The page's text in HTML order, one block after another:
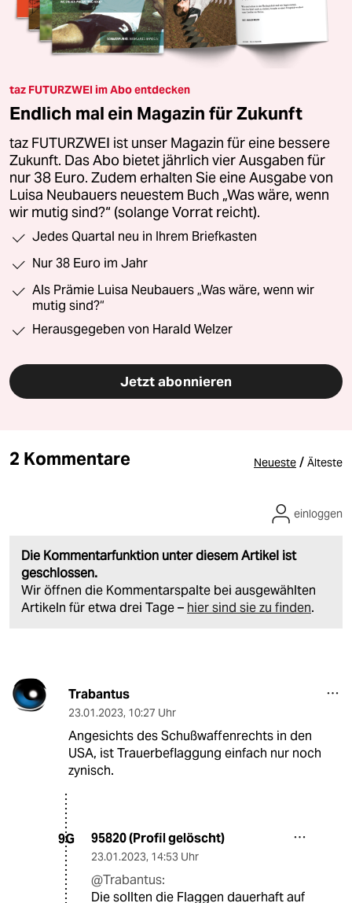
taz FUTURZWEI im Abo entdecken
Endlich mal ein Magazin für Zukunft
taz FUTURZWEI ist unser Magazin für eine bessere
Zukunft. Das Abo bietet jährlich vier Ausgaben für
nur 38 Euro. Zudem erhalten Sie eine Ausgabe von
Luisa Neubauers neuestem Buch „Was wäre, wenn
wir mutig sind?“ (solange Vorrat reicht).
Jedes Quartal neu in Ihrem Briefkasten
Nur 38 Euro im Jahr
Als Prämie Luisa Neubauers „Was wäre, wenn wir
mutig sind?“
Herausgegeben von Harald Welzer
Jetzt abonnieren
2 Kommentare Neueste / Älteste
Die Kommentarfunktion unter diesem Artikel ist
geschlossen.
Wir öffnen die Kommentarspalte bei ausgewählten
Artikeln für etwa drei Tage – hier sind sie zu finden.
einloggen
Trabantus
23.01.2023, 10:27 Uhr
Angesichts des Schußwaffenrechts in den
USA, ist Trauerbeflaggung einfach nur noch
zynisch.
9G 95820 (Profil gelöscht)
23.01.2023, 14:53 Uhr
@Trabantus:
Die sollten die Flaggen dauerhaft auf